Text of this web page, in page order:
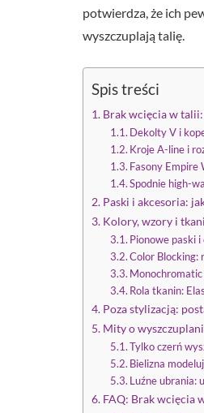
potwierdza, że ich
wyszczuplają talię.
Spis treści
Brak wcięcia w
Dekolty V i
Kroje A-line i
Fasony Empire
Spodnie high-
Paski i akcesoria:
Kolory, wzory i
Pionowe paski
Color Blocking:
Monochromatic
Rola tkanin:
Poza stylizacją:
Mity o
Tylko czerń
Bielizna
Luźne ubrania:
FAQ: Brak wcięcia